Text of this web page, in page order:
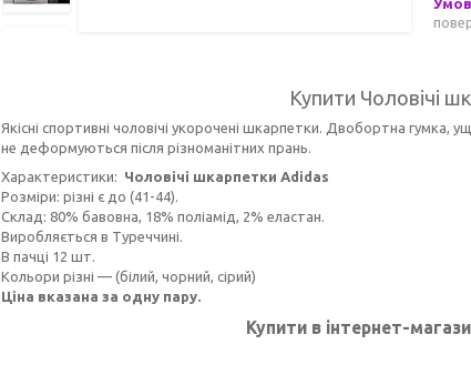
Купити Чоловічі
Якісні спортивні чоловічі укорочені шкарпетки. Двобортна гумка,
не деформуються після різноманітних прань.
Характеристики: Чоловічі шкарпетки Adidas
Розміри: різні є до (41-44).
Склад: 80% бавовна, 18% поліамід, 2% еластан.
Виробляється в Туреччині.
В пачці 12 шт.
Кольори різні — (білий, чорний, сірий)
Ціна вказана за одну пару.
Купити в інтернет-